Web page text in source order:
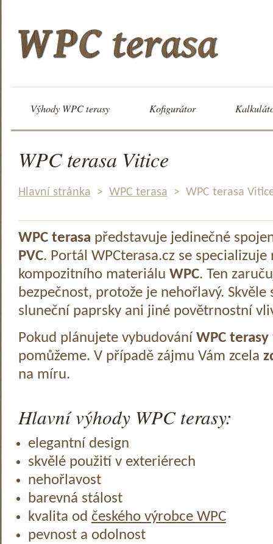
Výhody WPC terasy Kofigurátor
WPC terasa Vitice
Hlavní stránka > WPC terasa > WPC terasa
WPC terasa představuje jedinečné
PVC. Portál WPCterasa.cz se specializuje
kompozitního materiálu WPC. Ten
bezpečnost, protože je nehořlavý.
sluneční paprsky ani jiné povětrnostní
Pokud plánujete vybudování WPC terasy
pomůžeme. V případě zájmu Vám zcela
na míru.
Hlavní výhody WPC terasy:
elegantní design
skvělé použití v exteriérech
nehořlavost
barevná stálost
kvalita od českého výrobce WPC
pevnost a odolnost